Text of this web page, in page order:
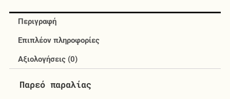
Περιγραφή
Επιπλέον πληροφορίες
Αξιολογήσεις (0)
Παρεό παραλίας